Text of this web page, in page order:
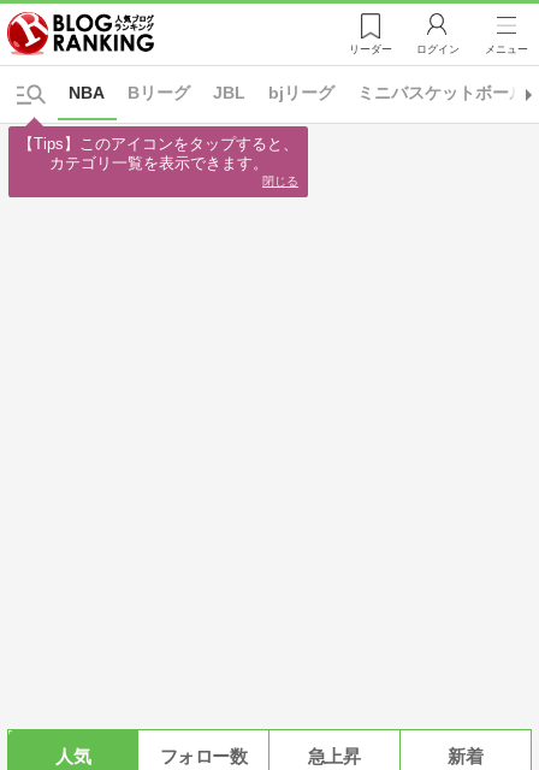
リーダー ログイン メニュー
Bリーグ JBL
NBA bjリーグ ミニバスケットボール
人気 フォロー数 急上昇 新着
【Tips】このアイコンをタップすると、
カテゴリ一覧を表示できます。
閉じる